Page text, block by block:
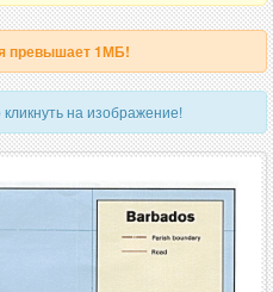
превышает 1МБ!
на изображение!